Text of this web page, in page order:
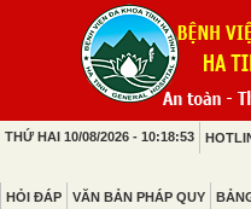
THỨ HAI 10/08/2026 - 10:18:53
HỎI ĐÁP VĂN BẢN PHÁP QUY